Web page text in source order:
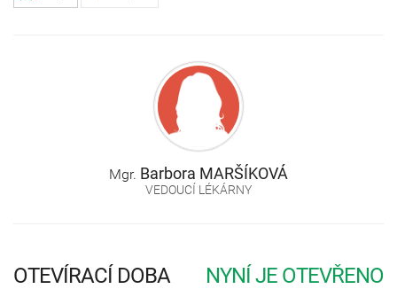
Mgr. Barbora MARŠÍKOVÁ
VEDOUCÍ LÉKÁRNY
OTEVÍRACÍ DOBA